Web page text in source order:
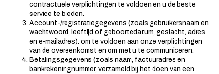
contractuele verplichtingen te voldoen en u de beste
service te bieden.
Account-/registratiegegevens (zoals gebruikersnaam en
wachtwoord, leeftijd of geboortedatum, geslacht, adres
en e-mailadres), om te voldoen aan onze verplichtingen
van de overeenkomst en om met u te communiceren.
Betalingsgegevens (zoals naam, factuuradres en
bankrekeningnummer, verzameld bij het doen van een